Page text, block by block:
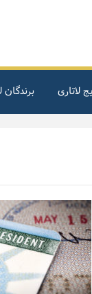
لاتاری برندگان